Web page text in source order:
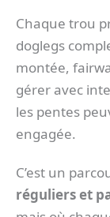
Chaque trou
doglegs
montée,
gérer avec
les pentes
engagée.
C’est un
réguliers et